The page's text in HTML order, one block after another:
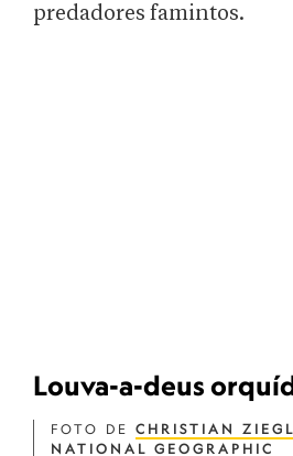
predadores famintos.
Louva-a-deus
FOTO DE CHRISTIAN
NATIONAL GEOGRAPHIC